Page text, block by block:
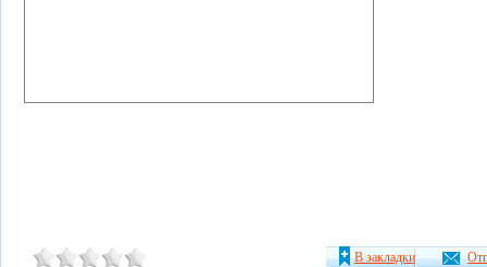
В закладки